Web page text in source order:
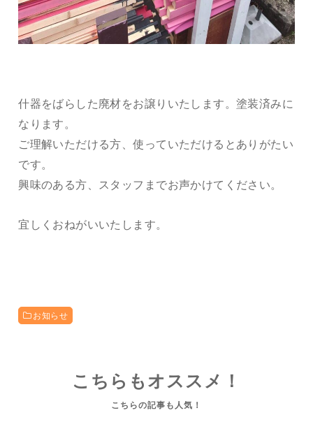
什器をばらした廃材をお譲りいたします。塗装済みに
なります。
ご理解いただける方、使っていただけるとありがたい
です。
興味のある方、スタッフまでお声かけてください。
宜しくおねがいいたします。
お知らせ
こちらもオススメ！